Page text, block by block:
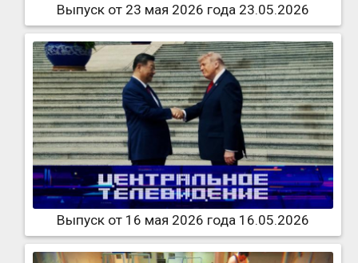
Выпуск от 23 мая 2026 года 23.05.2026
Выпуск от 16 мая 2026 года 16.05.2026